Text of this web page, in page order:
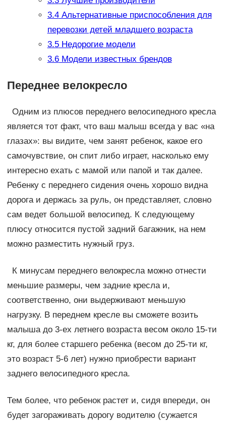
3.4Альтернативные приспособления для
перевозки детей младшего возраста
3.5Недорогие модели
3.6Модели известных брендов
Переднее велокресло
Одним из плюсов переднего велосипедного кресла
является тот факт, что ваш малыш всегда у вас «на
глазах»: вы видите, чем занят ребенок, какое его
самочувствие, он спит либо играет, насколько ему
интересно ехать с мамой или папой и так далее.
Ребенку с переднего сидения очень хорошо видна
дорога и держась за руль, он представляет, словно
сам ведет большой велосипед. К следующему
плюсу относится пустой задний багажник, на нем
можно разместить нужный груз.
К минусам переднего велокресла можно отнести
меньшие размеры, чем задние кресла и,
соответственно, они выдерживают меньшую
нагрузку. В переднем кресле вы сможете возить
малыша до 3-ех летнего возраста весом около 15-ти
кг, для более старшего ребенка (весом до 25-ти кг,
это возраст 5-6 лет) нужно приобрести вариант
заднего велосипедного кресла.
Тем более, что ребенок растет и, сидя впереди, он
будет загораживать дорогу водителю (сужается